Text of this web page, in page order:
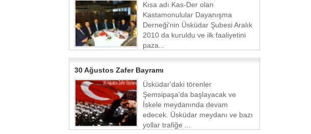
Kısa adı Kas-Der olan
Kastamonulular Dayanışma
Derneği'nin Üsküdar Şubesi Aralık
2010 da kuruldu ve ilk faaliyetini
paza...
30 Ağustos Zafer Bayramı
Üsküdar'daki törenler
Şemsipaşa'da başlayacak ve
İskele meydanında devam
edecek. Üsküdar meydanı ve bazı
yollar trafiğe ...